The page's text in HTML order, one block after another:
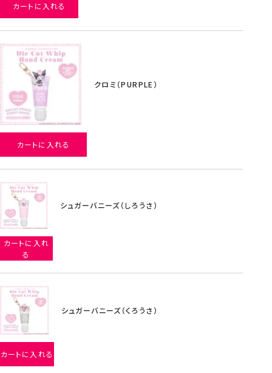
カートに入れる
クロミ（PURPLE）
カートに入れる
シュガーバニーズ（しろうさ）
カートに入れ
る
シュガーバニーズ（くろうさ）
カートに入れる